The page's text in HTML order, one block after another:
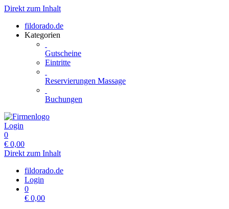
Direkt zum Inhalt
fildorado.de
Kategorien
Gutscheine
Eintritte
Reservierungen Massage
Buchungen
Login
0
€ 0,00
Direkt zum Inhalt
fildorado.de
Login
0
€ 0,00